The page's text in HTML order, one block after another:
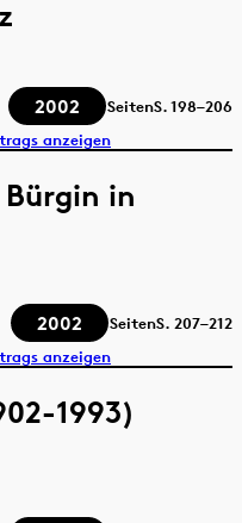
2002 SeitenS.198–206
anzeigen
Bürgin in
2002 SeitenS. 207–212
anzeigen
1993)